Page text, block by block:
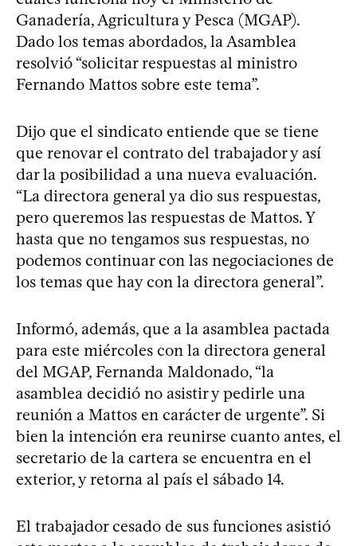
Ganadería, Agricultura y Pesca (MGAP).
Dado los temas abordados, la Asamblea
resolvió “solicitar respuestas al ministro
Fernando Mattos sobre este tema”.
Dijo que el sindicato entiende que se tiene
que renovar el contrato del trabajador y así
dar la posibilidad a una nueva evaluación.
“La directora general ya dio sus respuestas,
pero queremos las respuestas de Mattos. Y
hasta que no tengamos sus respuestas, no
podemos continuar con las negociaciones de
los temas que hay con la directora general”.
Informó, además, que a la asamblea pactada
para este miércoles con la directora general
del MGAP, Fernanda Maldonado, “la
asamblea decidió no asistir y pedirle una
reunión a Mattos en carácter de urgente”. Si
bien la intención era reunirse cuanto antes, el
secretario de la cartera se encuentra en el
exterior, y retorna al país el sábado 14.
El trabajador cesado de sus funciones asistió